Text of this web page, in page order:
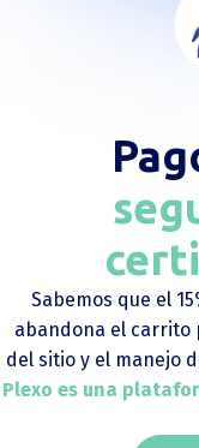
Sabemos que el
abandona el carrito
del sitio y el manejo
Plexo es una